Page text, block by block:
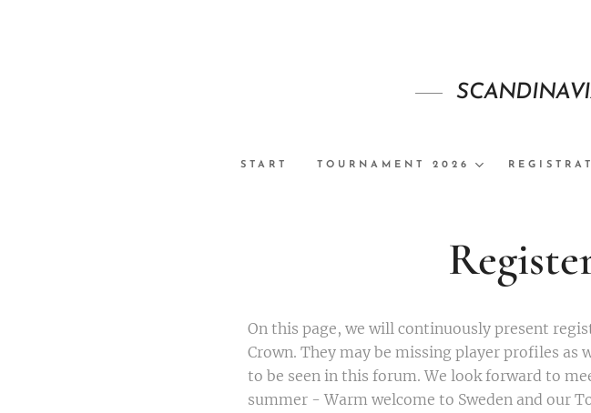
START TOURNAMENT 2026
On this page, we will continuously present
Crown. They may be missing player profiles
to be seen in this forum. We look forward to
summer - Warm welcome to Sweden and our